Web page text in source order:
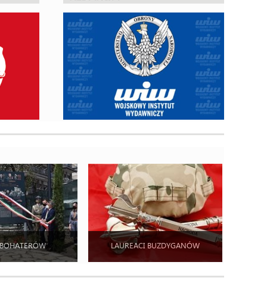
LAUREACI BUZDYGANÓW